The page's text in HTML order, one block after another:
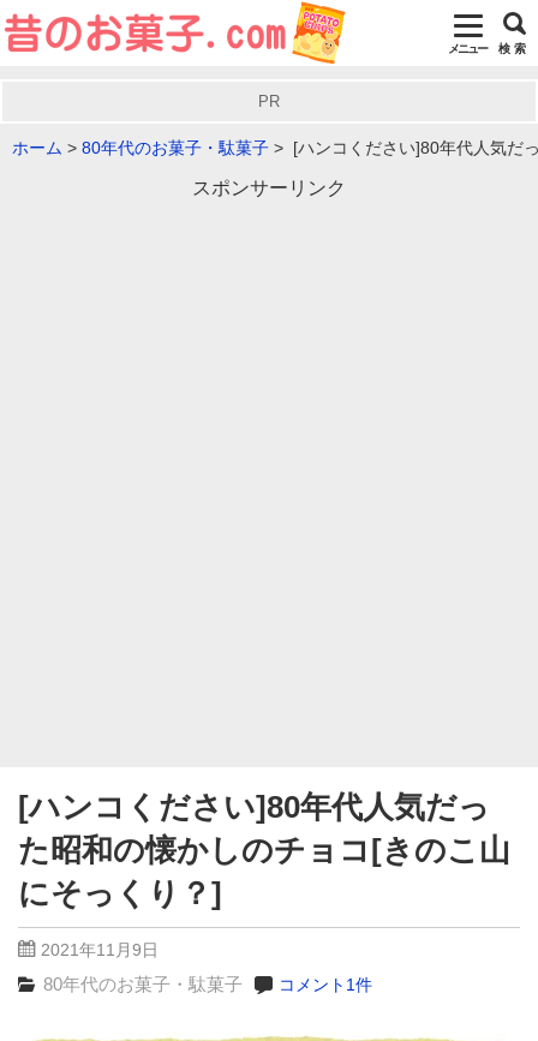
メニュー 検 索
PR
ホーム 80年代のお菓子・駄菓子 [ハンコください]80年代人気だ
[ハンコください]80年代人気だっ
た昭和の懐かしのチョコ[きのこ山
にそっくり？]
2021年11月9日
80年代のお菓子・駄菓子 コメント1件